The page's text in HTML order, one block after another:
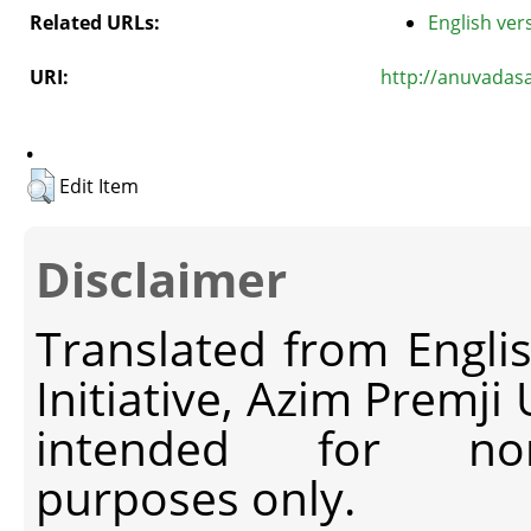
Related URLs: English
URI: http://
.
Edit Item
Disclaimer
Translated from
Initiative, Azim Premji
intended for non-
purposes only.